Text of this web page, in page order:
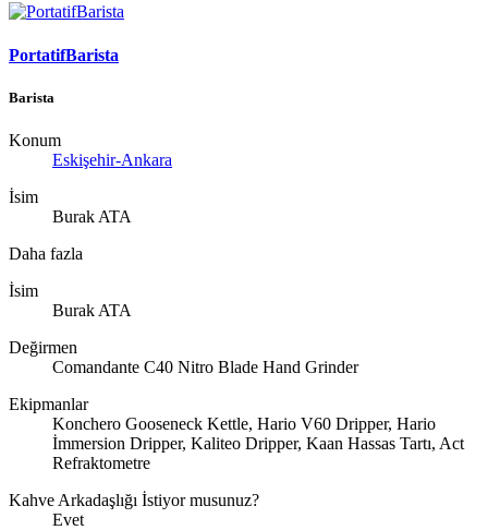
PortatifBarista
Barista
Konum
Eskişehir-Ankara
İsim
Burak ATA
Daha fazla
İsim
Burak ATA
Değirmen
Comandante C40 Nitro Blade Hand Grinder
Ekipmanlar
Konchero Gooseneck Kettle, Hario V60 Dripper, Hario
İmmersion Dripper, Kaliteo Dripper, Kaan Hassas Tartı, Act
Refraktometre
Kahve Arkadaşlığı İstiyor musunuz?
Evet